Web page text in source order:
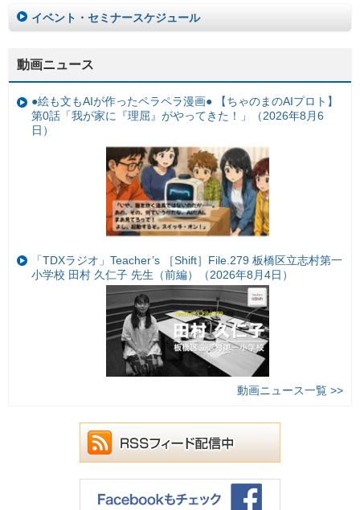
イベント・セミナースケジュール
動画ニュース
●絵も文もAIが作ったペラペラ漫画● 【ちゃのまのAIプロト】
第0話「我が家に『理屈』がやってきた！」（2026年8月6
日）
「TDXラジオ」Teacher’s ［Shift］File.279 板橋区立志村第一
小学校 田村 久仁子 先生（前編）（2026年8月4日）
動画ニュース一覧 >>